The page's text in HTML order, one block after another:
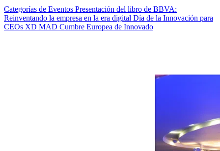
Categorías de Eventos Presentación del libro de BBVA:
Reinventando la empresa en la era digital Día de la Innovación para
CEOs XD MAD Cumbre Europea de Innovado